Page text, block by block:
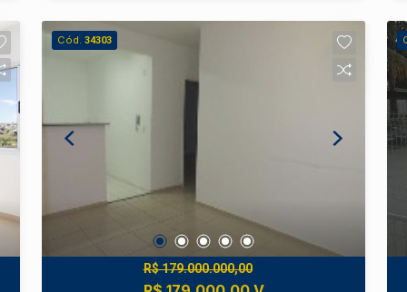
Cód. 34303
R$ 179.000.000,00